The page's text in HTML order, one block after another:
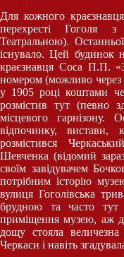
Для кожного
перехресті Гоголя
Театральною).
існувало. Цей будинок
краєзнавця Соса П.П.
номером (можливо через
у 1905 році коштами
розмістив тут (певно
місцевого гарнізону.
відпочинку,
розмістився
Шевченка (відомий
своїм завідувачем
потрібним історію
вулиця Гоголівська
брудною та часто тут
приміщення музею, аж
дощу стояла
Черкаси і навіть